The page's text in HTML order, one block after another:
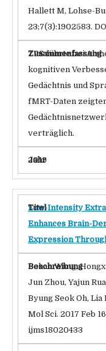
Hallett M, Lohse-
23;7(3):1902583.
TPS führte bei
kognitiven
Gedächtnis und
fMRT-Daten
verträglich.
2019
Low-Intensity
Enhances Brain-
Expression
Bohan Wang,
Jun Zhou, Yajun
Byung Seok Oh, Lia
Mol Sci. 2017 Feb
ijms18020433